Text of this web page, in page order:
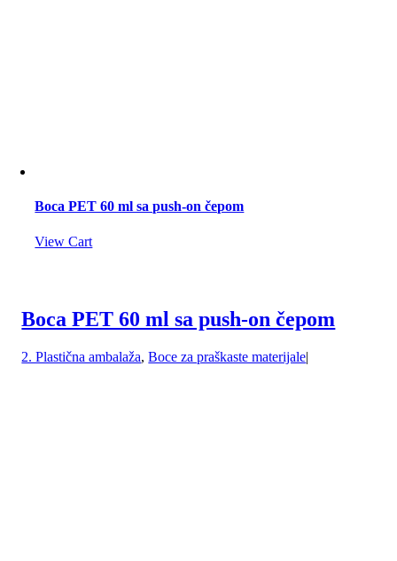
Boca PET 60 ml sa push-on čepom
View Cart
Boca PET 60 ml sa push-on čepom
2. Plastična ambalaža,Boce za praškaste materijale|